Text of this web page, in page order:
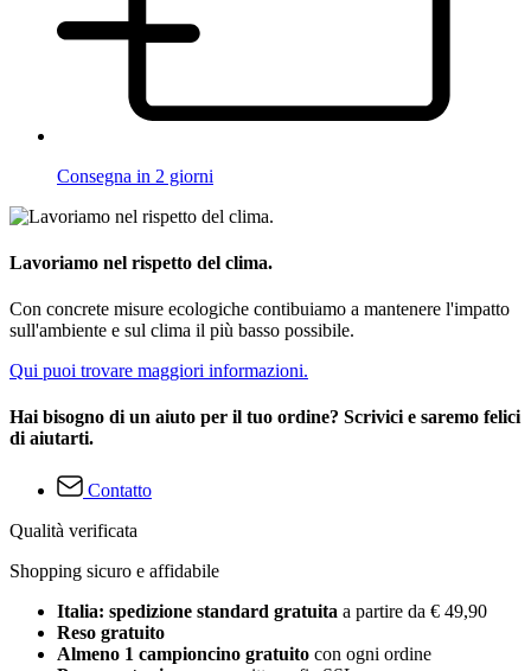
Consegna in 2 giorni
Lavoriamo nel rispetto del clima.
Con concrete misure ecologiche contibuiamo a mantenere l'impatto
sull'ambiente e sul clima il più basso possibile.
Qui puoi trovare maggiori informazioni.
Hai bisogno di un aiuto per il tuo ordine? Scrivici e saremo felici
di aiutarti.
Contatto
Qualità verificata
Shopping sicuro e affidabile
Italia: spedizione standard gratuita a partire da € 49,90
Reso gratuito
Almeno 1 campioncino gratuito con ogni ordine